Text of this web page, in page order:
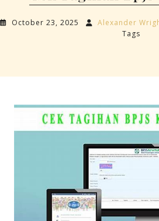
October 23, 2025 Alexander
Tags